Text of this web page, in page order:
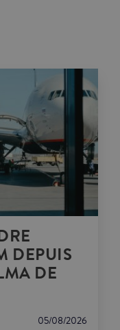
DEPUIS
DE
05/08/2026